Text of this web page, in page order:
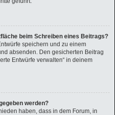
beim Schreiben eines Beitrags?
speichern und zu einem
absenden. Den gesicherten Beitrag
Entwürfe verwalten“ in deinem
werden?
haben, dass in dem Forum, in